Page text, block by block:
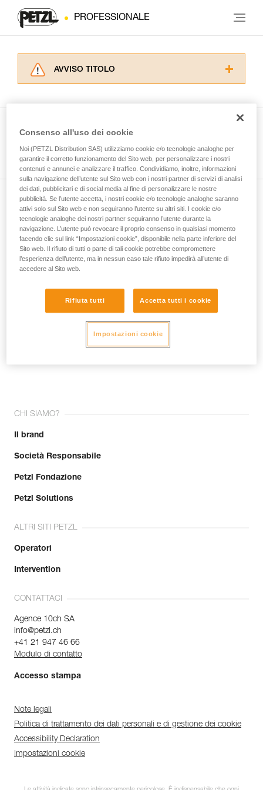
PROFESSIONALE
AVVISO TITOLO
La padronanza di queste tecniche richiede una
formazione ed un addestramento specifico.
Verificate con un professionista la vostra
capacità di rifare la manovra, da soli, in piena
sicurezza, prima di riprodurla autonomamente.
Forniamo esempi di tecniche relative alla vostra
attività. Ne possono esistere altre che non
vengono qui descritte.
Guarda tutti i consigli tecnici
Iscriviti alla newsletter
e rimani connesso alle nostre novità
E-mail *
Unisciti alla community!
CHI SIAMO?
Il brand
Società Responsabile
Petzl Fondazione
Petzl Solutions
ALTRI SITI PETZL
Operatori
Intervention
CONTATTACI
Agence 10ch SA
info@petzl.ch
+41 21 947 46 66
Modulo di contatto
Accesso stampa
Note legali
Politica di trattamento dei dati personali e di gestione dei cookie
Accessibility Declaration
Impostazioni cookie
Consenso all'uso dei cookie
Noi (PETZL Distribution SAS) utilizziamo cookie e/o tecnologie analoghe per
garantire il corretto funzionamento del Sito web, per personalizzare i nostri
contenuti e annunci e analizzare il traffico. Condividiamo, inoltre, informazioni
sulla navigazione dell’utente sul Sito web con i nostri partner di servizi di analisi
dei dati, pubblicitari e di social media al fine di personalizzare le nostre
pubblicità. Se l’utente accetta, i nostri cookie e/o tecnologie analoghe saranno
attivi solo sul Sito web e non seguiranno l’utente su altri siti. I cookie e/o
tecnologie analoghe dei nostri partner seguiranno l’utente durante la
navigazione. L’utente può revocare il proprio consenso in qualsiasi momento
facendo clic sul link “Impostazioni cookie”, disponibile nella parte inferiore del
Sito web. Il rifiuto di tutti o parte di tali cookie potrebbe compromettere
l’esperienza dell’utente, ma in nessun caso tale rifiuto impedirà all’utente di
accedere al Sito web.
Rifiuta tutti Accetta tutti i cookie
Impostazioni cookie